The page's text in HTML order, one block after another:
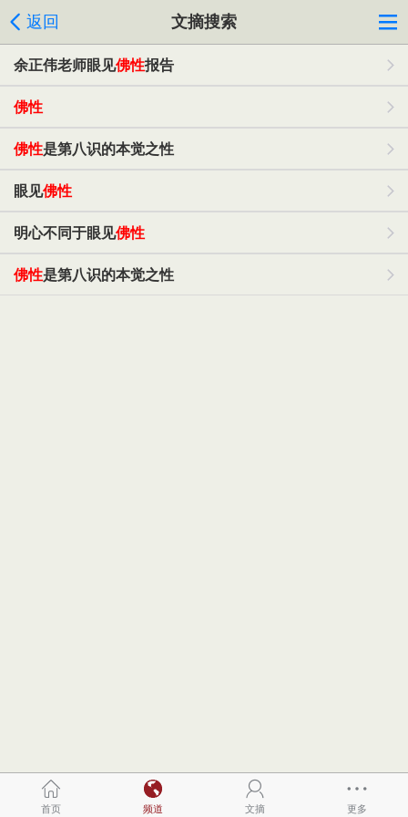
返回 文摘搜索
余正伟老师眼见佛性报告
佛性
佛性是第八识的本觉之性
眼见佛性
明心不同于眼见佛性
佛性是第八识的本觉之性
首页 频道 文摘 更多